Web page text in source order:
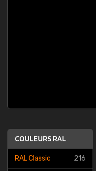
COULEURS RAL
RAL Classic 216